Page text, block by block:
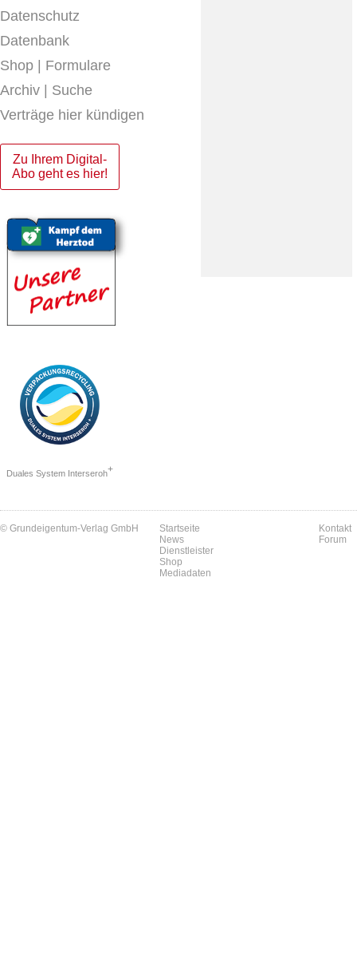
Datenschutz
Datenbank
Shop | Formulare
Archiv | Suche
Verträge hier kündigen
Zu Ihrem Digital-
Abo geht es hier!
Duales System Interseroh+
© Grundeigentum-Verlag GmbH
Startseite
News
Dienstleister
Shop
Mediadaten
Kontakt
Forum